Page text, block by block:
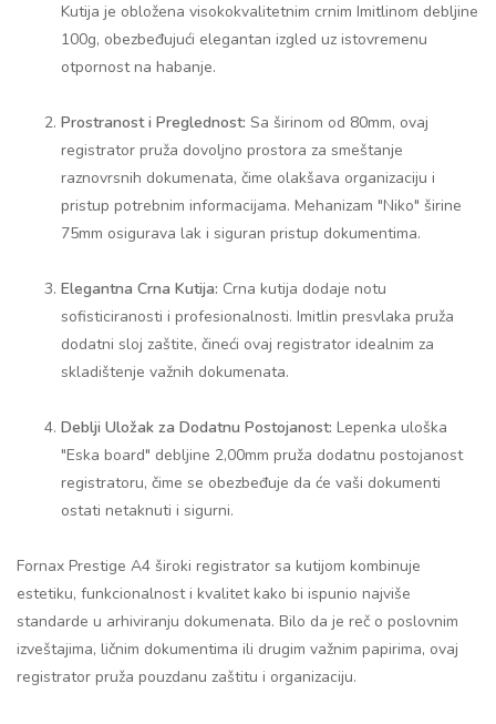
Kutija je obložena visokokvalitetnim crnim Imitlinom debljine
100g, obezbeđujući elegantan izgled uz istovremenu
otpornost na habanje.
Prostranost i Preglednost: Sa širinom od 80mm, ovaj
registrator pruža dovoljno prostora za smeštanje
raznovrsnih dokumenata, čime olakšava organizaciju i
pristup potrebnim informacijama. Mehanizam "Niko" širine
75mm osigurava lak i siguran pristup dokumentima.
Elegantna Crna Kutija: Crna kutija dodaje notu
sofisticiranosti i profesionalnosti. Imitlin presvlaka pruža
dodatni sloj zaštite, čineći ovaj registrator idealnim za
skladištenje važnih dokumenata.
Deblji Uložak za Dodatnu Postojanost: Lepenka uloška
"Eska board" debljine 2,00mm pruža dodatnu postojanost
registratoru, čime se obezbeđuje da će vaši dokumenti
ostati netaknuti i sigurni.
Fornax Prestige A4 široki registrator sa kutijom kombinuje
estetiku, funkcionalnost i kvalitet kako bi ispunio najviše
standarde u arhiviranju dokumenata. Bilo da je reč o poslovnim
izveštajima, ličnim dokumentima ili drugim važnim papirima, ovaj
registrator pruža pouzdanu zaštitu i organizaciju.